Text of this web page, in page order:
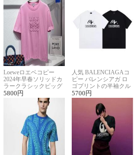
Loeweロエベコピー
2024年早春ソリッドカ
ラークラシックビッグ
ロゴ刺繍Tシャツ
5800 円
人気 BALENCIAGAコ
ピー バレンシアガ ロ
ゴプリントの半袖クル
ーネックTシャツ
5700 円